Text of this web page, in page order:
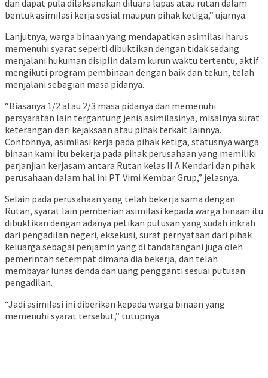
dan dapat pula dilaksanakan diluara lapas atau rutan dalam
bentuk asimilasi kerja sosial maupun pihak ketiga,” ujarnya.
Lanjutnya, warga binaan yang mendapatkan asimilasi harus
memenuhi syarat seperti dibuktikan dengan tidak sedang
menjalani hukuman disiplin dalam kurun waktu tertentu, aktif
mengikuti program pembinaan dengan baik dan tekun, telah
menjalani sebagian masa pidanya.
“Biasanya 1/2 atau 2/3 masa pidanya dan memenuhi
persyaratan lain tergantung jenis asimilasinya, misalnya surat
keterangan dari kejaksaan atau pihak terkait lainnya.
Contohnya, asimilasi kerja pada pihak ketiga, statusnya warga
binaan kami itu bekerja pada pihak perusahaan yang memiliki
perjanjian kerjasam antara Rutan kelas II A Kendari dan pihak
perusahaan dalam hal ini PT Vimi Kembar Grup,” jelasnya.
Selain pada perusahaan yang telah bekerja sama dengan
Rutan, syarat lain pemberian asimilasi kepada warga binaan itu
dibuktikan dengan adanya petikan putusan yang sudah inkrah
dari pengadilan negeri, eksekusi, surat pernyataan dari pihak
keluarga sebagai penjamin yang di tandatangani juga oleh
pemerintah setempat dimana dia bekerja, dan telah
membayar lunas denda dan uang pengganti sesuai putusan
pengadilan.
“Jadi asimilasi ini diberikan kepada warga binaan yang
memenuhi syarat tersebut,” tutupnya.